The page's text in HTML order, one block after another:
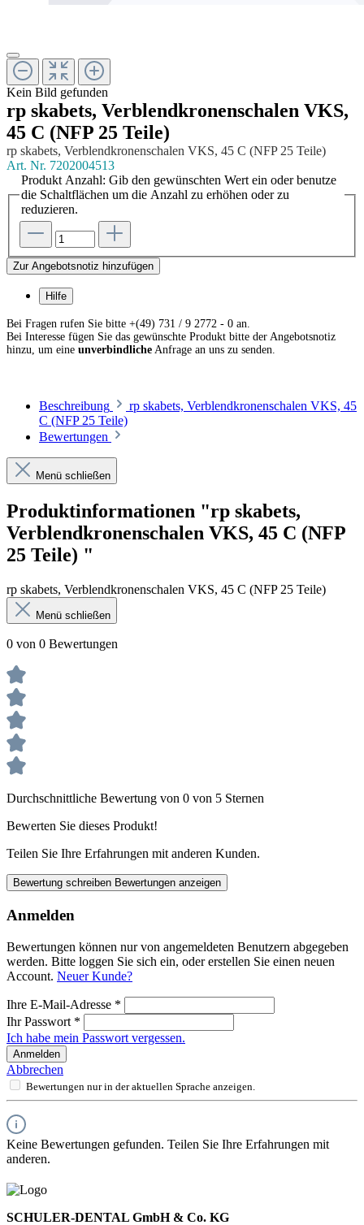
Kein Bild gefunden
rp skabets, Verblendkronenschalen VKS,
45 C (NFP 25 Teile)
rp skabets, Verblendkronenschalen VKS, 45 C (NFP 25 Teile)
Art. Nr. 7202004513
Produkt Anzahl: Gib den gewünschten Wert ein oder benutze
die Schaltflächen um die Anzahl zu erhöhen oder zu
reduzieren.
Zur Angebotsnotiz hinzufügen
Hilfe
Bei Fragen rufen Sie bitte +(49) 731 / 9 2772 - 0 an.
Bei Interesse fügen Sie das gewünschte Produkt bitte der Angebotsnotiz
hinzu, um eine unverbindliche Anfrage an uns zu senden.
Beschreibung
rp skabets, Verblendkronenschalen VKS, 45
C (NFP 25 Teile)
Bewertungen
Menü schließen
Produktinformationen "rp skabets,
Verblendkronenschalen VKS, 45 C (NFP
25 Teile) "
rp skabets, Verblendkronenschalen VKS, 45 C (NFP 25 Teile)
Menü schließen
0 von 0 Bewertungen
Durchschnittliche Bewertung von 0 von 5 Sternen
Bewerten Sie dieses Produkt!
Teilen Sie Ihre Erfahrungen mit anderen Kunden.
Bewertung schreiben Bewertungen anzeigen
Anmelden
Bewertungen können nur von angemeldeten Benutzern abgegeben
werden. Bitte loggen Sie sich ein, oder erstellen Sie einen neuen
Account. Neuer Kunde?
Ihre E-Mail-Adresse *
Ihr Passwort *
Ich habe mein Passwort vergessen.
Anmelden
Abbrechen
Bewertungen nur in der aktuellen Sprache anzeigen.
Keine Bewertungen gefunden. Teilen Sie Ihre Erfahrungen mit
anderen.
SCHULER-DENTAL GmbH & Co. KG